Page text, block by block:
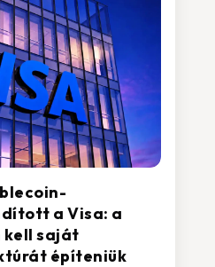
a Visa: a
kell saját
építeniük